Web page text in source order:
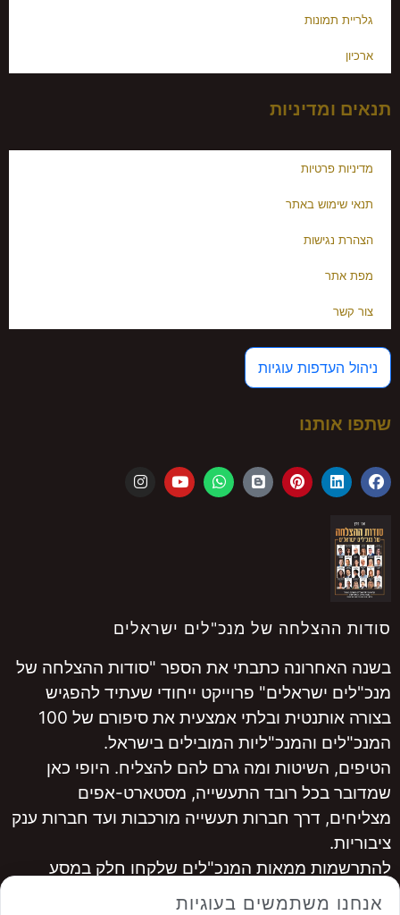
גלריית תמונות
ארכיון
תנאים ומדיניות
מדיניות פרטיות
תנאי שימוש באתר
הצהרת נגישות
מפת אתר
צור קשר
ניהול העדפות עוגיות
שתפו אותנו
סודות ההצלחה של מנכ"לים ישראלים
בשנה האחרונה כתבתי את הספר "סודות ההצלחה של
מנכ"לים ישראלים" פרוייקט ייחודי שעתיד להפגיש
בצורה אותנטית ובלתי אמצעית את סיפורם של 100
המנכ"לים והמנכ"ליות המובילים בישראל.
הטיפים, השיטות ומה גרם להם להצליח. היופי כאן
שמדובר בכל רובד התעשייה, מסטארט-אפים
מצליחים, דרך חברות תעשייה מורכבות ועד חברות ענק
ציבוריות.
להתרשמות ממאות המנכ"לים שלקחו חלק במסע
אנחנו משתמשים בעוגיות